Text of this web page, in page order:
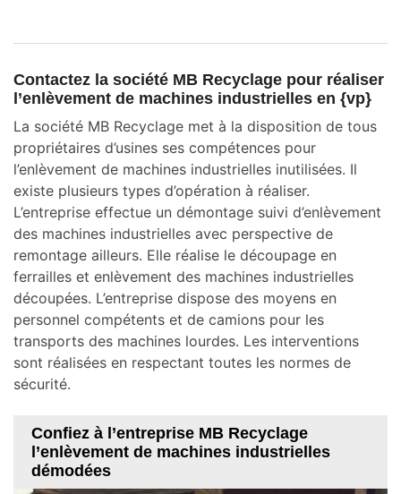
Contactez la société MB Recyclage pour réaliser
l’enlèvement de machines industrielles en {vp}
La société MB Recyclage met à la disposition de tous
propriétaires d’usines ses compétences pour
l’enlèvement de machines industrielles inutilisées. Il
existe plusieurs types d’opération à réaliser.
L’entreprise effectue un démontage suivi d’enlèvement
des machines industrielles avec perspective de
remontage ailleurs. Elle réalise le découpage en
ferrailles et enlèvement des machines industrielles
découpées. L’entreprise dispose des moyens en
personnel compétents et de camions pour les
transports des machines lourdes. Les interventions
sont réalisées en respectant toutes les normes de
sécurité.
Confiez à l’entreprise MB Recyclage
l’enlèvement de machines industrielles
démodées